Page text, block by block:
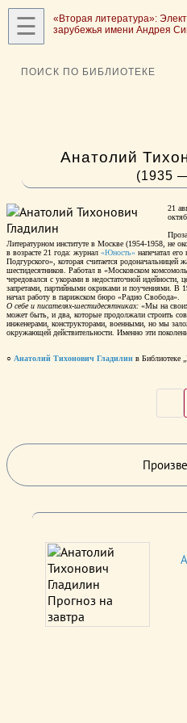
☰
«Вторая литература»:
зарубежья имени Андрея
ПОИСК ПО БИБЛИОТЕКЕ
Анатолий
(1935
21
Литературном институте в Москве (1954-1958, не
в возрасте 21 года: журнал «Юность» напечатал
Подгурского», которая считается родоначальницей
шестидесятников. Работал в «Московском
чередовался с укорами в недостаточной идейности,
запретами, партийными окриками и поучениями. В
начал работу в парижском бюро «Радио Свобода».
О себе и писателях-шестидесятниках: «Мы на своих
может быть, и два, которые продолжали строить
инженерами, конструкторами, военными, но мы
окружающей действительности. Именно эти
○ Анатолий Тихонович Гладилин в Библиотеке